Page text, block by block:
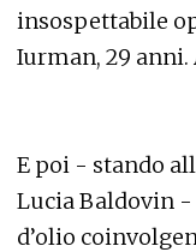
insospettabile
Iurman, 29 anni.
E poi - stando
Lucia Baldovin -
d’olio